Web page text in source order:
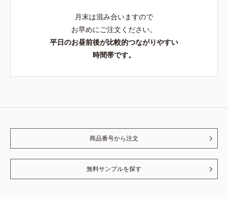
月末は混み合いますので
お早めにご注文ください。
平日のお昼前後が比較的つながりやすい
時間帯です。
商品番号から注文
無料サンプルを探す